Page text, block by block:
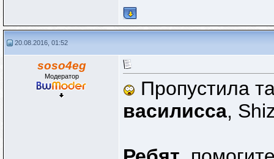
20.08.2016, 01:52
soso4eg
Модератор
Пропустила
василисса,